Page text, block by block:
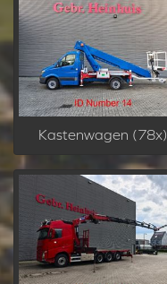
Kastenwagen (78x)